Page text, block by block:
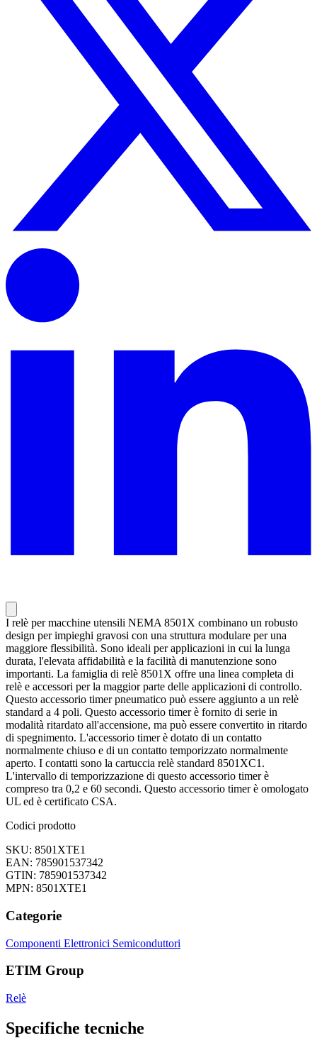
I relè per macchine utensili NEMA 8501X combinano un robusto
design per impieghi gravosi con una struttura modulare per una
maggiore flessibilità. Sono ideali per applicazioni in cui la lunga
durata, l'elevata affidabilità e la facilità di manutenzione sono
importanti. La famiglia di relè 8501X offre una linea completa di
relè e accessori per la maggior parte delle applicazioni di controllo.
Questo accessorio timer pneumatico può essere aggiunto a un relè
standard a 4 poli. Questo accessorio timer è fornito di serie in
modalità ritardato all'accensione, ma può essere convertito in ritardo
di spegnimento. L'accessorio timer è dotato di un contatto
normalmente chiuso e di un contatto temporizzato normalmente
aperto. I contatti sono la cartuccia relè standard 8501XC1.
L'intervallo di temporizzazione di questo accessorio timer è
compreso tra 0,2 e 60 secondi. Questo accessorio timer è omologato
UL ed è certificato CSA.
Codici prodotto
SKU: 8501XTE1
EAN: 785901537342
GTIN: 785901537342
MPN: 8501XTE1
Categorie
Componenti Elettronici Semiconduttori
ETIM Group
Relè
Specifiche tecniche